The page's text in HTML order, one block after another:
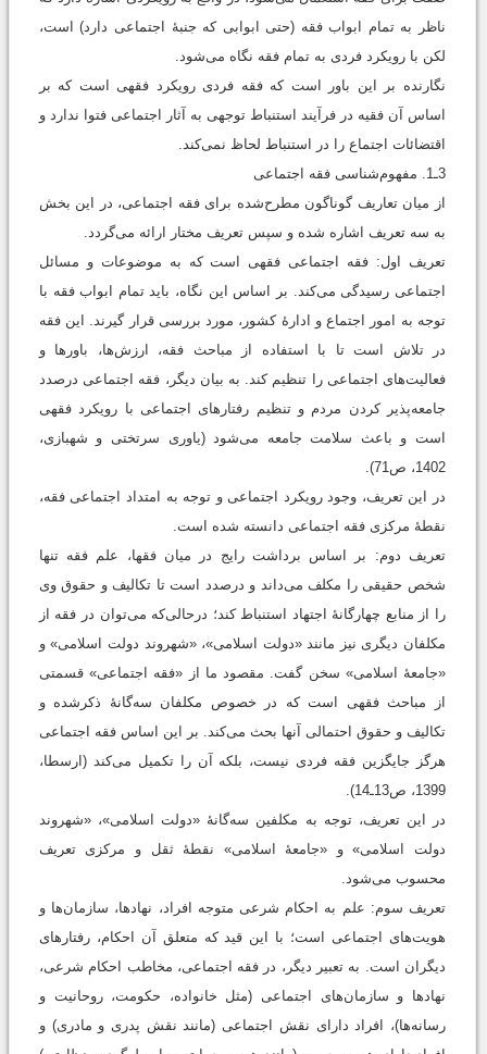
ناظر به تمام ابواب فقه (حتی ابوابی که جنبۀ اجتماعی دارد) است،
لکن با رویکرد فردی به تمام فقه نگاه می‌شود.
نگارنده بر این باور است که فقه فردی رویکرد فقهی است که بر
اساس آن فقیه در فرآیند استنباط توجهی به آثار اجتماعی فتوا ندارد و
اقتضائات اجتماع را در استنباط لحاظ نمی‌کند.
3ـ1. مفهوم‌شناسی فقه اجتماعی
از میان تعاریف گوناگون مطرح‌شده برای فقه اجتماعی، در این بخش
به سه تعریف اشاره شده و سپس تعریف مختار ارائه می‌گردد.
تعریف اول: فقه اجتماعی فقهی است که به موضوعات و مسائل
اجتماعی رسیدگی می‌کند. بر اساس این نگاه، باید تمام ابواب فقه با
توجه به امور اجتماع و ادارۀ کشور، مورد بررسی قرار گیرند. این فقه
در تلاش است تا با استفاده از مباحث فقه، ارزش‌ها، باورها و
فعالیت‌های اجتماعی را تنظیم کند. به بیان دیگر، فقه اجتماعی درصدد
جامعه‌پذیر کردن مردم و تنظیم رفتارهای اجتماعی با رویکرد فقهی
است و باعث سلامت جامعه می‌شود (یاوری سرتختی و شهبازی،
1402، ص71).
در این تعریف، وجود رویکرد اجتماعی و توجه به امتداد اجتماعی فقه،
نقطۀ مرکزی فقه اجتماعی دانسته شده است.
تعریف دوم: بر اساس برداشت رایج در میان فقها، علم فقه تنها
شخص حقیقی را مکلف می‌داند و درصدد است تا تکالیف و حقوق وی
را از منابع چهارگانۀ اجتهاد استنباط کند؛ درحالی‌که می‌توان در فقه از
مکلفان دیگری نیز مانند «دولت اسلامی»، «شهروند دولت اسلامی» و
«جامعۀ اسلامی» سخن گفت. مقصود ما از «فقه اجتماعی» قسمتی
از مباحث فقهی است که در خصوص مکلفان سه‌گانۀ ذکرشده و
تکالیف و حقوق احتمالی آنها بحث می‌کند. بر این اساس فقه اجتماعی
هرگز جایگزین فقه فردی نیست، بلکه آن را تکمیل می‌کند (ارسطا،
1399، ص13ـ14).
در این تعریف، توجه به مکلفین سه‌گانۀ «دولت اسلامی»، «شهروند
دولت اسلامی» و «جامعۀ اسلامی» نقطۀ ثقل و مرکزی تعریف
محسوب می‌شود.
تعریف سوم: علم به احکام شرعی متوجه افراد، نهادها، سازمان‌ها و
هویت‌های اجتماعی است؛ با این قید که متعلق آن احکام، رفتارهای
دیگران است. به تعبیر دیگر، در فقه اجتماعی، مخاطب احکام شرعی،
نهادها و سازمان‌های اجتماعی (مثل خانواده، حکومت، روحانیت و
رسانه‌ها)، افراد دارای نقش اجتماعی (مانند نقش پدری و مادری) و